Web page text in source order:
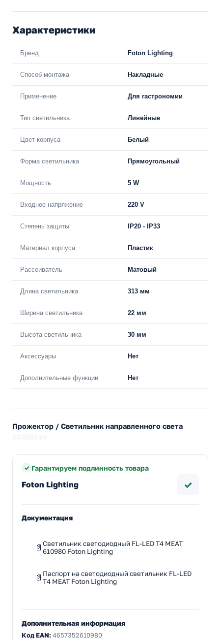
Характеристики
Бренд Foton Lighting
Способ монтажа Накладные
Применение Для гастрономии
Тип светильника Линейные
Цвет корпуса Белый
Форма светильника Прямоугольный
Мощность 5 W
Входное напряжение 220 V
Степень защиты IP20 - IP33
Материал корпуса Пластик
Рассеиватель Матовый
Длина светильника 313 мм
Ширина светильника 22 мм
Высота светильника 30 мм
Аксессуары Нет
Дополнительные функции Нет
Прожектор / Светильник направленного света
Гарантируем подлинность товара
Foton Lighting ✓
Документация
Светильник светодиодный FL-LED T4 MEAT
610980 Foton Lighting
Паспорт на светодиодный светильник FL-LED
T4 MEAT Foton Lighting
Дополнительная информация
Код EAN:4657352610980